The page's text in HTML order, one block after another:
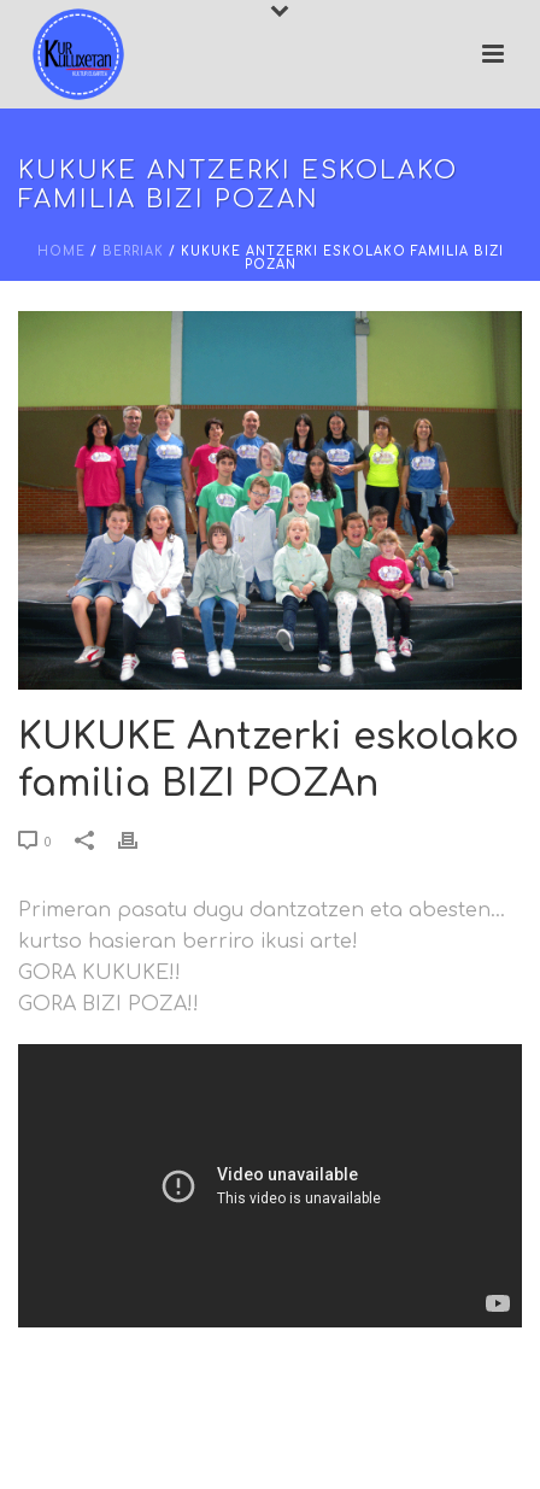
KUKUKE ANTZERKI ESKOLAKO
FAMILIA BIZI POZAN
HOME / BERRIAK / KUKUKE ANTZERKI ESKOLAKO FAMILIA BIZI
POZAN
KUKUKE Antzerki eskolako
familia BIZI POZAn
0
Primeran pasatu dugu dantzatzen eta abesten…
kurtso hasieran berriro ikusi arte!
GORA KUKUKE!!
GORA BIZI POZA!!